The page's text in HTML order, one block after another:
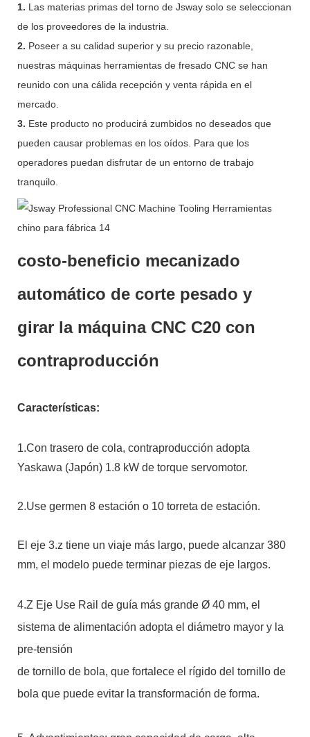
1. Las materias primas del torno de Jsway solo se seleccionan
de los proveedores de la industria.
2. Poseer a su calidad superior y su precio razonable,
nuestras máquinas herramientas de fresado CNC se han
reunido con una cálida recepción y venta rápida en el
mercado.
3. Este producto no producirá zumbidos no deseados que
pueden causar problemas en los oídos. Para que los
operadores puedan disfrutar de un entorno de trabajo
tranquilo.
costo-beneficio mecanizado
automático de corte pesado y
girar la máquina CNC C20 con
contraproducción
Características:
1.Con trasero de cola, contraproducción adopta
Yaskawa (Japón) 1.8 kW de torque servomotor.
2.Use germen 8 estación o 10 torreta de estación.
El eje 3.z tiene un viaje más largo, puede alcanzar 380
mm, el modelo puede terminar piezas de eje largos.
4.Z Eje Use Rail de guía más grande Ø 40 mm, el
sistema de alimentación adopta el diámetro mayor y la
pre-tensión
de tornillo de bola, que fortalece el rígido del tornillo de
bola que puede evitar la transformación de forma.